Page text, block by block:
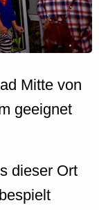
Mitte von
geeignet
dieser Ort
bespielt